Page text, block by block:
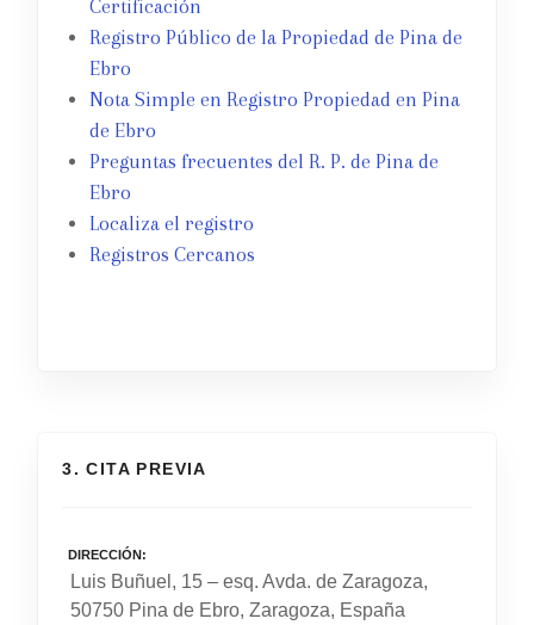
Certificación
Registro Público de la Propiedad de Pina de
Ebro
Nota Simple en Registro Propiedad en Pina
de Ebro
Preguntas frecuentes del R. P. de Pina de
Ebro
Localiza el registro
Registros Cercanos
3. CITA PREVIA
DIRECCIÓN
Luis Buñuel, 15 – esq. Avda. de Zaragoza,
50750 Pina de Ebro, Zaragoza, España